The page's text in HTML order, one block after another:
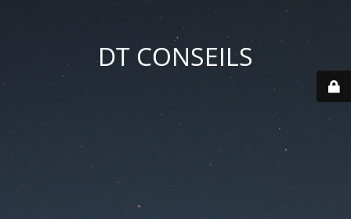
DT CONSEILS